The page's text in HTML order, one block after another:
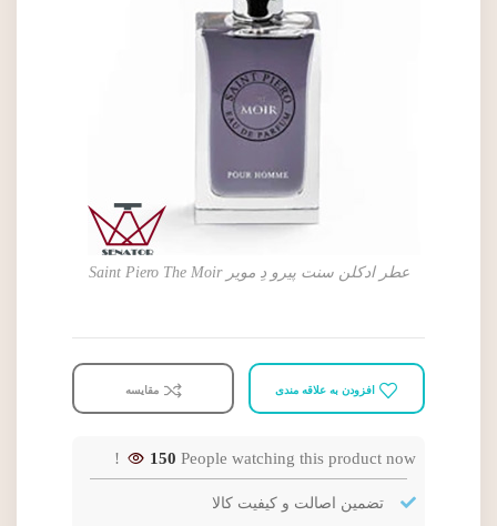
عطر ادکلن سنت پیرو دِ مویر Saint Piero The Moir
افزودن به علاقه مندی مقایسه
150 People watching this product now!
تضمین اصالت و کیفیت کالا